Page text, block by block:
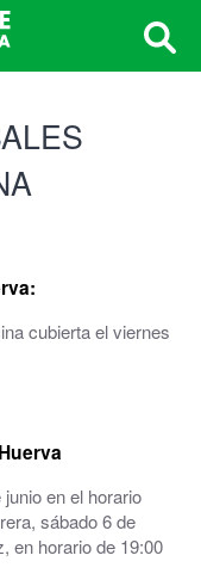
cubierta el viernes
en el horario
sábado 6 de
en horario de 19:00